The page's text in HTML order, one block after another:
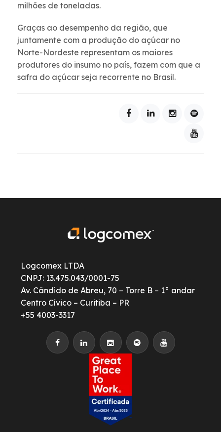
milhões de toneladas.
Graças ao desempenho da região, que
juntamente com a produção do açúcar no
Norte-Nordeste representam os maiores
produtores do insumo no país, fazem com que a
safra do açúcar seja recorrente no Brasil.
Logcomex LTDA
CNPJ: 13.475.043/0001-75
Av. Cândido de Abreu, 70 – Torre B – 1° andar
Centro Cívico – Curitiba – PR
+55 4003-3317